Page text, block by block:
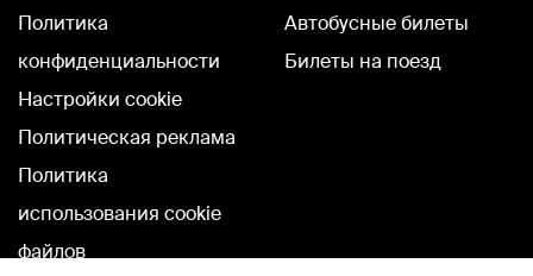
Политика
конфиденциальности
Настройки cookie
Политическая реклама
Политика
использования cookie
файлов
Автобусные билеты
Билеты на поезд